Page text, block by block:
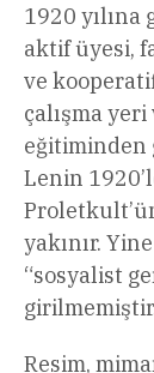
1920
aktif üyesi,
ve
çalışma
eğitiminden
Lenin
yakınır.
“sosyalist
Resim,